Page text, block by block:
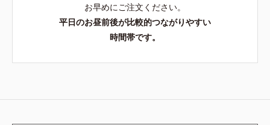
お早めにご注文ください。
平日のお昼前後が比較的つながりやすい
時間帯です。